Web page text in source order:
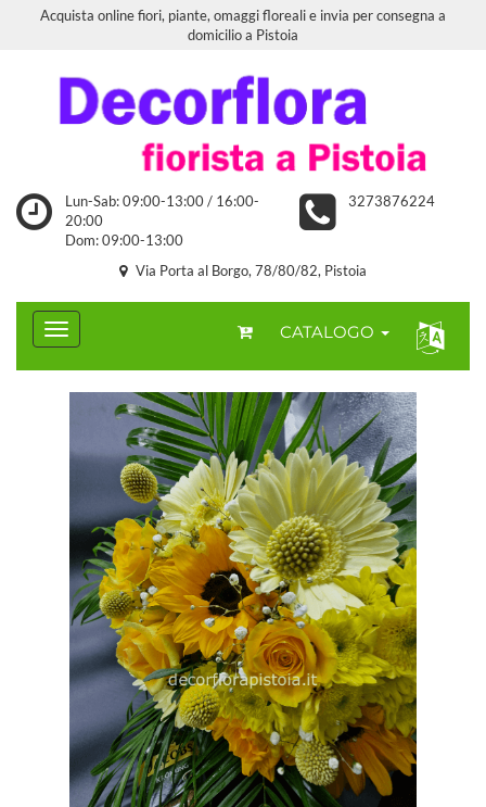
Acquista online fiori, piante, omaggi floreali e invia per consegna a
domicilio a Pistoia
Lun-Sab: 09:00-13:00 / 16:00-
20:00
Dom: 09:00-13:00
3273876224
Via Porta al Borgo, 78/80/82, Pistoia
CATALOGO